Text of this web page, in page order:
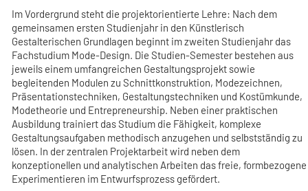
Im Vordergrund steht die projektorientierte Lehre: Nach dem
gemeinsamen ersten Studienjahr in den Künstlerisch
Gestalterischen Grundlagen beginnt im zweiten Studienjahr das
Fachstudium Mode-Design. Die Studien-Semester bestehen aus
jeweils einem umfangreichen Gestaltungsprojekt sowie
begleitenden Modulen zu Schnittkonstruktion, Modezeichnen,
Präsentationstechniken, Gestaltungstechniken und Kostümkunde,
Modetheorie und Entrepreneurship. Neben einer praktischen
Ausbildung trainiert das Studium die Fähigkeit, komplexe
Gestaltungsaufgaben methodisch anzugehen und selbstständig zu
lösen. In der zentralen Projektarbeit wird neben dem
konzeptionellen und analytischen Arbeiten das freie, formbezogene
Experimentieren im Entwurfsprozess gefördert.